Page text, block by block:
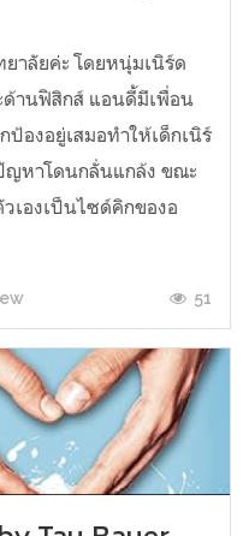
ยาลัยค่ะ โดยหนุ่มเนิร์ด
ด้านฟิสิกส์ แอนดี้มีเพื่อน
องอยู่เสมอทำให้เด็กเนิร์
ญหาโดนกลั่นแกล้ง ขณะ
เองเป็นไซด์คิกของอ
51